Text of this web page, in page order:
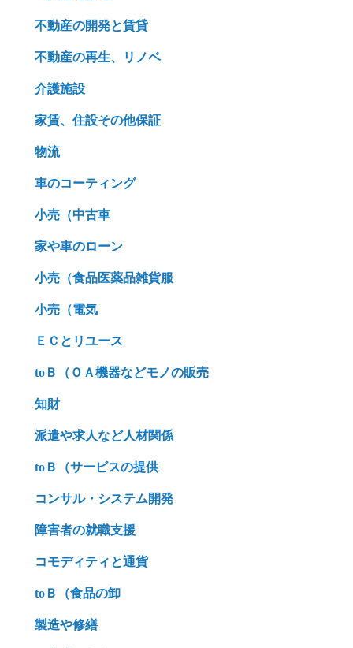
不動産の開発と賃貸
不動産の再生、リノベ
介護施設
家賃、住設その他保証
物流
車のコーティング
小売（中古車
家や車のローン
小売（食品医薬品雑貨服
小売（電気
ＥＣとリユース
toＢ（ＯＡ機器などモノの販売
知財
派遣や求人など人材関係
toＢ（サービスの提供
コンサル・システム開発
障害者の就職支援
コモディティと通貨
toＢ（食品の卸
製造や修繕